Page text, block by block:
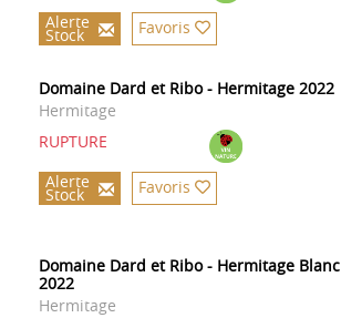
Alerte
Stock Favoris
Domaine Dard et Ribo - Hermitage 2022
Hermitage
RUPTURE
Alerte
Stock Favoris
Domaine Dard et Ribo - Hermitage Blanc
2022
Hermitage